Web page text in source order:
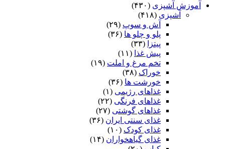
آموزش آشپزی (۴۳۰)
آشپزی (۴۱۸)
آش و سوپ (۲۹)
پلو و چلو ها (۳۶)
پیتزا
(۳۳)
پیش غذا (۱۱)
تخم مرغ و املت (۱۹)
خوراک (۳۸)
خورشت ها (۳۶)
غذاهای رژیمی (۱)
غذاهای فرنگی (۲۲)
غذاهای گوشتی (۲۷)
غذای سنتی ایران (۳۶)
غذای کودک (۱۰)
غذای گیاهخواران (۱۴)